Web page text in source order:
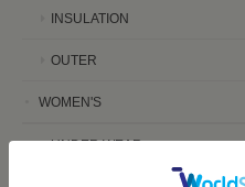
INSULATION
OUTER
WOMEN'S
UNDER WEAR